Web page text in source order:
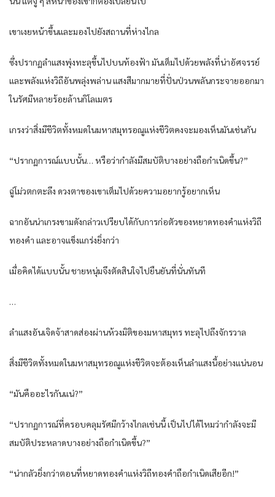
เขาเงยหน้าขึ้นและมองไปยังสถานที่ห่างไกล
ซึ่งปรากฏลำแสงพุ่งทะลุขึ้นไปบนท้องฟ้า มันเต็มไปด้วยพลังที่น่าอัศจรรย์
และพลังแห่งวิถีอันพลุ่งพล่าน แสงสีมากมายที่ปั่นป่วนพลันกระจายออกมา
ในรัศมีหลายร้อยล้านกิโลเมตร
เกรงว่าสิ่งมีชีวิตทั้งหมดในมหาสมุทรอณูแห่งชีวิตคงจะมองเห็นมันเช่นกัน
“ปรากฏการณ์แบบนั้น… หรือว่ากำลังมีสมบัติบางอย่างถือกำเนิดขึ้น?”
ฉู่โม่วตกตะลึง ดวงตาของเขาเต็มไปด้วยความอยากรู้อยากเห็น
ฉากอันน่าเกรงขามดังกล่าวเปรียบได้กับการก่อตัวของหยาดทองคำแห่งวิถี
ทองคำ และอาจแข็งแกร่งยิ่งกว่า
เมื่อคิดได้แบบนั้น ชายหนุ่มจึงตัดสินใจไปยืนยันที่นั่นทันที
…
ลำแสงอันเจิดจ้าสาดส่องผ่านห้วงมิติของมหาสมุทร ทะลุไปถึงจักรวาล
สิ่งมีชีวิตทั้งหมดในมหาสมุทรอณูแห่งชีวิตจะต้องเห็นลำแสงนี้อย่างแน่นอน
“มันคืออะไรกันแน่?”
“ปรากฏการณ์ที่ครอบคลุมรัศมีกว้างไกลเช่นนี้ เป็นไปได้ไหมว่ากำลังจะมี
สมบัติประหลาดบางอย่างถือกำเนิดขึ้น?”
“น่ากลัวยิ่งกว่าตอนที่หยาดทองคำแห่งวิถีทองคำถือกำเนิดเสียอีก!”